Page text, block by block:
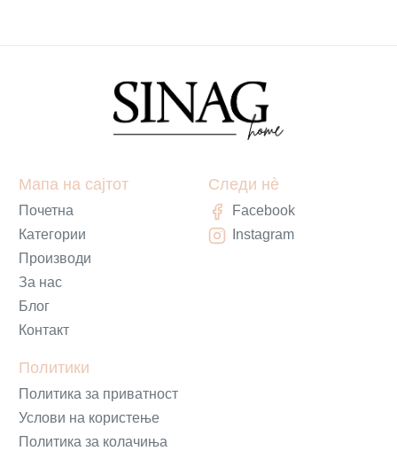
Мапа на сајтот
Почетна
Категории
Производи
За нас
Блог
Контакт
Политики
Политика за приватност
Услови на користење
Политика за колачиња
Следи нè
Facebook
Instagram